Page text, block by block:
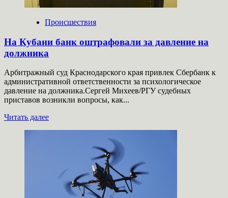
Происшествия
На Кубани банк оштрафовали за давление на
должника
Арбитражный суд Краснодарского края привлек Сбербанк к
административной ответственности за психологическое
давление на должника.Сергей Михеев/РГУ судебных
приставов возникли вопросы, как...
Читать далееПрочитать
оштрафовали
давление